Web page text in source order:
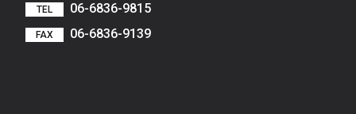
TEL 06-6836-9815
FAX 06-6836-9139